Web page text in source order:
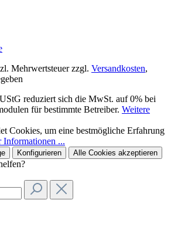
Mehrwertsteuer zzgl. Versandkosten,
reduziert sich die MwSt. auf 0% bei
für bestimmte Betreiber. Weitere
Cookies, um eine bestmögliche Erfahrung
Informationen ...
Konfigurieren Alle Cookies akzeptieren